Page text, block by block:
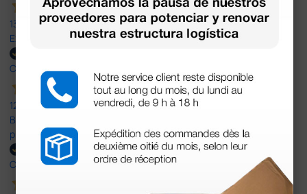
13 Jul 2026
Excelente
Comprador verificado
12 Jun 2026
Bien, rápida y sin problemas. No me gusta que se oferten
productos sin incluir el IVA que luego nos van a cobrar.
Comprador verificado